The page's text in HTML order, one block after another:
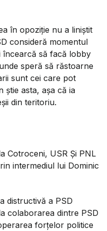
în opoziție nu a liniștit
consideră momentul
să facă lobby
speră să răstoarne
sunt cei care pot
știe asta, așa că ia
din teritoriu.
Cotroceni, USR Și PNL
intermediul lui Dominic
distructivă a PSD
colaborarea dintre PSD
forțelor politice